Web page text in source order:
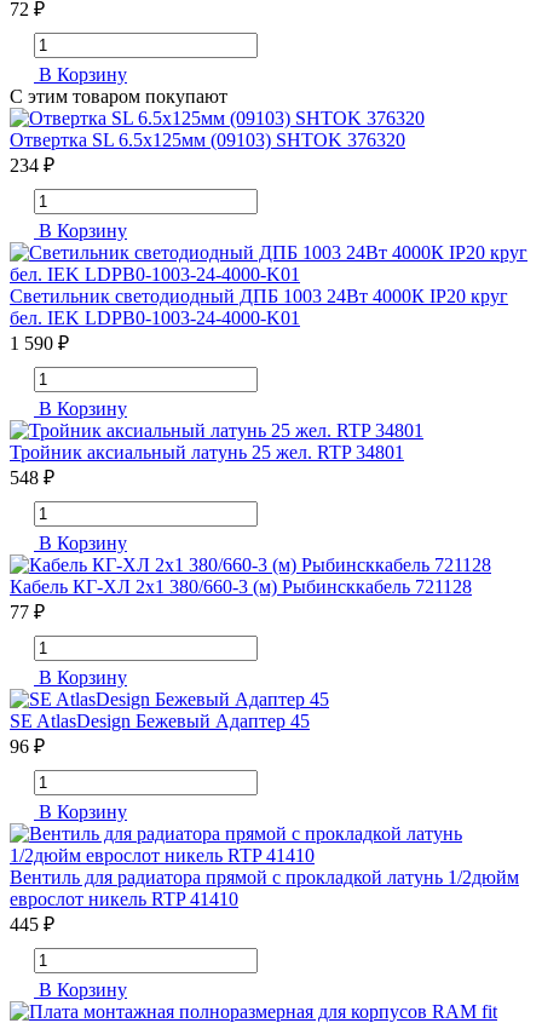
72 ₽
В Корзину
С этим товаром покупают
Отвертка SL 6.5х125мм (09103) SHTOK 376320
234 ₽
В Корзину
Светильник светодиодный ДПБ 1003 24Вт 4000К IP20 круг
бел. IEK LDPB0-1003-24-4000-K01
1 590 ₽
В Корзину
Тройник аксиальный латунь 25 жел. RTP 34801
548 ₽
В Корзину
Кабель КГ-ХЛ 2х1 380/660-3 (м) Рыбинсккабель 721128
77 ₽
В Корзину
SE AtlasDesign Бежевый Адаптер 45
96 ₽
В Корзину
Вентиль для радиатора прямой с прокладкой латунь 1/2дюйм
еврослот никель RTP 41410
445 ₽
В Корзину